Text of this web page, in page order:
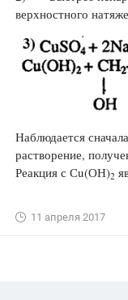
верхностного
Наблюдается
растворение,
Реакция с Сu(ОН)2
11 апреля 2017